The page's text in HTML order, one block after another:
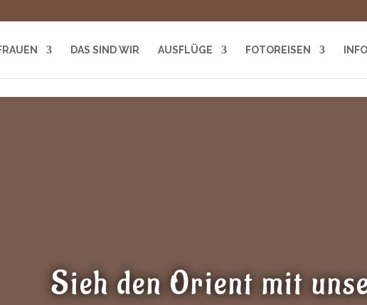
DAS SIND WIR AUSFLÜGE FOTOREISEN
Sieh den Orient mit